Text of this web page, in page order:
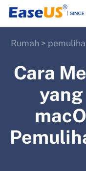
Rumah >
Cara